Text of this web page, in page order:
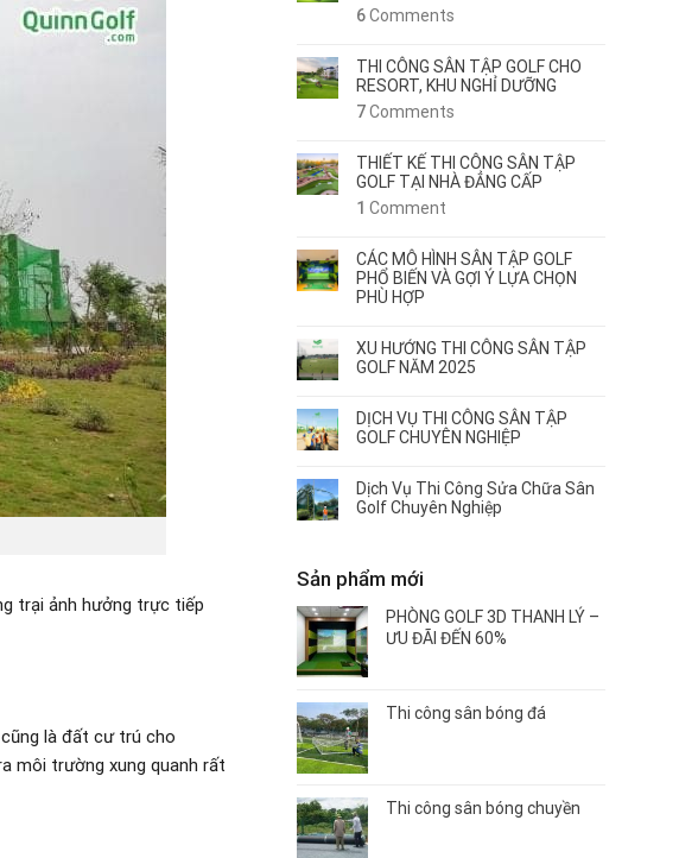
trại ảnh hưởng trực tiếp
là đất cư trú cho
môi trường xung quanh rất
6Comments
THI CÔNG SÂN TẬP GOLF CHO
RESORT, KHU NGHỈ DƯỠNG
7Comments
THIẾT KẾ THI CÔNG SÂN TẬP
GOLF TẠI NHÀ ĐẲNG CẤP
1 Comment
CÁC MÔ HÌNH SÂN TẬP GOLF
PHỔ BIẾN VÀ GỢI Ý LỰA CHỌN
PHÙ HỢP
XU HƯỚNG THI CÔNG SÂN TẬP
GOLF NĂM 2025
DỊCH VỤ THI CÔNG SÂN TẬP
GOLF CHUYÊN NGHIỆP
Dịch Vụ Thi Công Sửa Chữa Sân
Golf Chuyên Nghiệp
Sản phẩm mới
PHÒNG GOLF 3D THANH LÝ –
ƯU ĐÃI ĐẾN 60%
Thi công sân bóng đá
Thi công sân bóng chuyền